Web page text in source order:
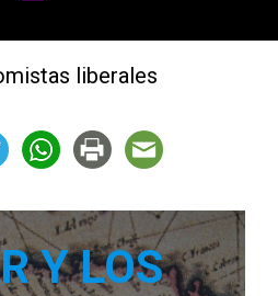
liberales
Y LOS